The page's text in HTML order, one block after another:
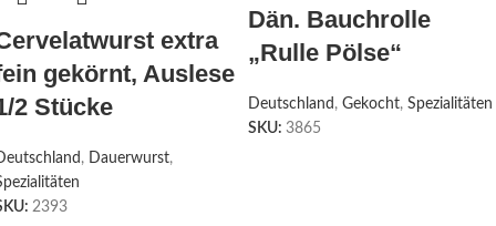
extra
gekörnt, Auslese
2 Stücke
, Dauerwurst,
2393
Dän. Bauchrolle
„Rulle Pölse“
Deutschland , Gekocht, Spezialitäten
SKU: 3865